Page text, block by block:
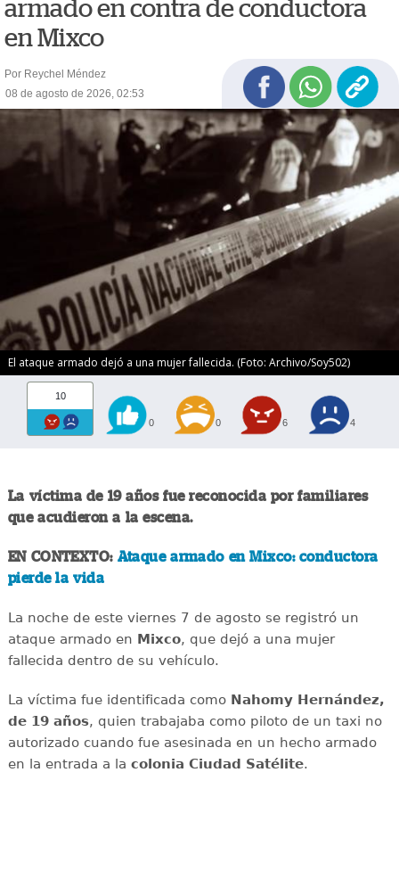
armado en contra de conductora
en Mixco
Por Reychel Méndez
08 de agosto de 2026, 02:53
El ataque armado dejó a una mujer fallecida. (Foto: Archivo/Soy502)
10
0 0 6 4
La víctima de 19 años fue reconocida por familiares
que acudieron a la escena.
EN CONTEXTO: Ataque armado en Mixco: conductora
pierde la vida
La noche de este viernes 7 de agosto se registró un
ataque armado en Mixco, que dejó a una mujer
fallecida dentro de su vehículo.
La víctima fue identificada como Nahomy Hernández,
de 19 años, quien trabajaba como piloto de un taxi no
autorizado cuando fue asesinada en un hecho armado
en la entrada a la colonia Ciudad Satélite.